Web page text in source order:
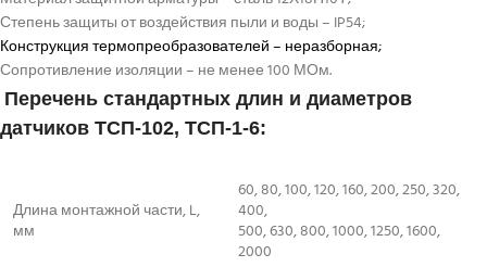
Степень защиты от воздействия пыли и воды – IP54;
Конструкциятермопреобразователей– неразборная;
Сопротивление изоляции – не менее 100 МОм.
Перечень стандартных длин и диаметров
датчиков ТСП-102, ТСП-1-6:
Длина монтажной части, L,
мм
60, 80, 100, 120, 160, 200, 250, 320,
400,
500, 630, 800, 1000, 1250, 1600,
2000